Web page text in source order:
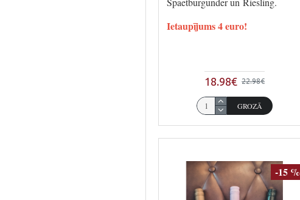
Ietaupījums 4 euro!
18.98€ 22.98€
GROZĀ
-15 %